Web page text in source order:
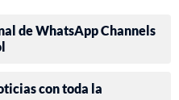
de WhatsApp Channels
con toda la